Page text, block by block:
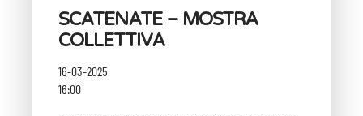
SCATENATE – MOSTRA
COLLETTIVA
16-03-2025
16:00